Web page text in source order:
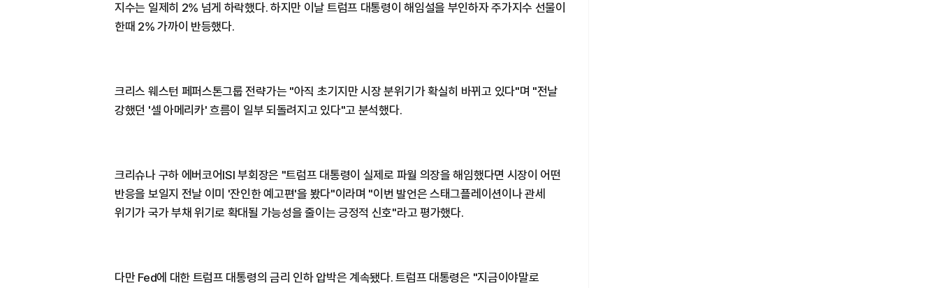
지수는 일제히 2% 넘게 하락했다. 하지만 이날 트럼프 대통령이 해임설을 부인하자 주가지수 선물이
한때 2% 가까이 반등했다.
크리스 웨스턴 페퍼스톤그룹 전략가는 "아직 초기지만 시장 분위기가 확실히 바뀌고 있다"며 "전날
강했던 '셀 아메리카' 흐름이 일부 되돌려지고 있다"고 분석했다.
크리슈나 구하 에버코어ISI 부회장은 "트럼프 대통령이 실제로 파월 의장을 해임했다면 시장이 어떤
반응을 보일지 전날 이미 '잔인한 예고편'을 봤다"이라며 "이번 발언은 스태그플레이션이나 관세
위기가 국가 부채 위기로 확대될 가능성을 줄이는 긍정적 신호"라고 평가했다.
다만 Fed에 대한 트럼프 대통령의 금리 인하 압박은 계속됐다. 트럼프 대통령은 "지금이야말로